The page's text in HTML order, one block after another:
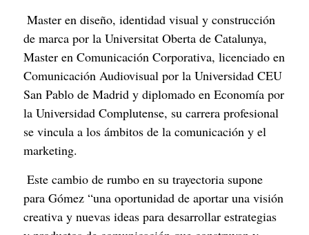
de marca por la Universitat Oberta de Catalunya,
Master en Comunicación Corporativa, licenciado en
Comunicación Audiovisual por la Universidad CEU
San Pablo de Madrid y diplomado en Economía por
la Universidad Complutense, su carrera profesional
se vincula a los ámbitos de la comunicación y el
marketing.
para Gómez “una oportunidad de aportar una visión
creativa y nuevas ideas para desarrollar estrategias